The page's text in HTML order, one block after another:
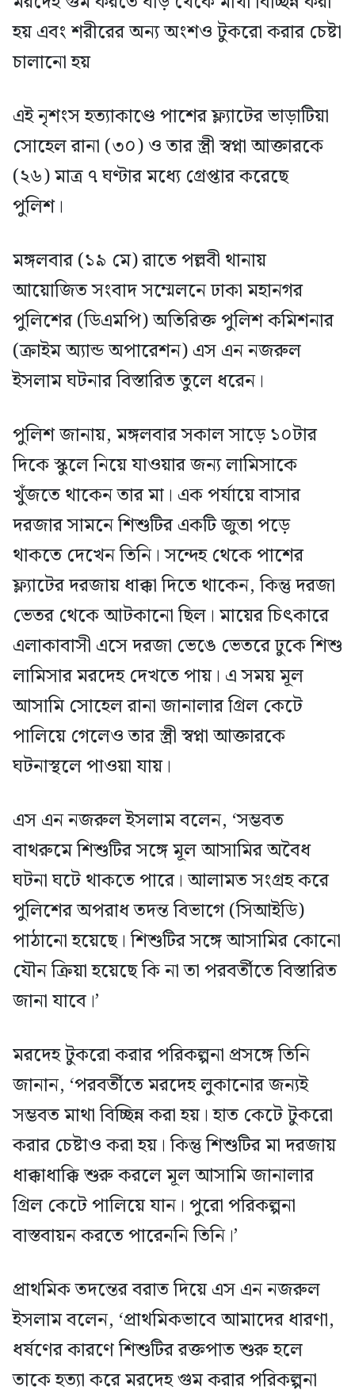
হয় এবং শরীরের অন্য অংশও টুকরো করার চেষ্টা
চালানো হয়
এই নৃশংস হত্যাকাণ্ডে পাশের ফ্ল্যাটের ভাড়াটিয়া
সোহেল রানা (৩০) ও তার স্ত্রী স্বপ্না আক্তারকে
(২৬) মাত্র ৭ ঘণ্টার মধ্যে গ্রেপ্তার করেছে
পুলিশ।
মঙ্গলবার (১৯ মে) রাতে পল্লবী থানায়
আয়োজিত সংবাদ সম্মেলনে ঢাকা মহানগর
পুলিশের (ডিএমপি) অতিরিক্ত পুলিশ কমিশনার
(ক্রাইম অ্যান্ড অপারেশন) এস এন নজরুল
ইসলাম ঘটনার বিস্তারিত তুলে ধরেন।
পুলিশ জানায়, মঙ্গলবার সকাল সাড়ে ১০টার
দিকে স্কুলে নিয়ে যাওয়ার জন্য লামিসাকে
খুঁজতে থাকেন তার মা। এক পর্যায়ে বাসার
দরজার সামনে শিশুটির একটি জুতা পড়ে
থাকতে দেখেন তিনি। সন্দেহ থেকে পাশের
ফ্ল্যাটের দরজায় ধাক্কা দিতে থাকেন, কিন্তু দরজা
ভেতর থেকে আটকানো ছিল। মায়ের চিৎকারে
এলাকাবাসী এসে দরজা ভেঙে ভেতরে ঢুকে শিশু
লামিসার মরদেহ দেখতে পায়। এ সময় মূল
আসামি সোহেল রানা জানালার গ্রিল কেটে
পালিয়ে গেলেও তার স্ত্রী স্বপ্না আক্তারকে
ঘটনাস্থলে পাওয়া যায়।
এস এন নজরুল ইসলাম বলেন, ‘সম্ভবত
বাথরুমে শিশুটির সঙ্গে মূল আসামির অবৈধ
ঘটনা ঘটে থাকতে পারে। আলামত সংগ্রহ করে
পুলিশের অপরাধ তদন্ত বিভাগে (সিআইডি)
পাঠানো হয়েছে। শিশুটির সঙ্গে আসামির কোনো
যৌন ক্রিয়া হয়েছে কি না তা পরবর্তীতে বিস্তারিত
জানা যাবে।’
মরদেহ টুকরো করার পরিকল্পনা প্রসঙ্গে তিনি
জানান, ‘পরবর্তীতে মরদেহ লুকানোর জন্যই
সম্ভবত মাথা বিচ্ছিন্ন করা হয়। হাত কেটে টুকরো
করার চেষ্টাও করা হয়। কিন্তু শিশুটির মা দরজায়
ধাক্কাধাক্কি শুরু করলে মূল আসামি জানালার
গ্রিল কেটে পালিয়ে যান। পুরো পরিকল্পনা
বাস্তবায়ন করতে পারেননি তিনি।’
প্রাথমিক তদন্তের বরাত দিয়ে এস এন নজরুল
ইসলাম বলেন, ‘প্রাথমিকভাবে আমাদের ধারণা,
ধর্ষণের কারণে শিশুটির রক্তপাত শুরু হলে
তাকে হত্যা করে মরদেহ গুম করার পরিকল্পনা